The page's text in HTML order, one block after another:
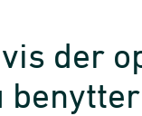
der
benytter